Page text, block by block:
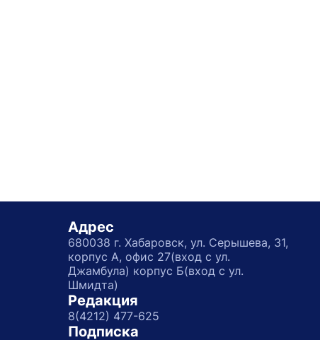
Адрес
680038 г. Хабаровск, ул. Серышева, 31,
корпус А, офис 27(вход с ул.
Джамбула) корпус Б(вход с ул.
Шмидта)
Редакция
8(4212) 477-625
Подписка